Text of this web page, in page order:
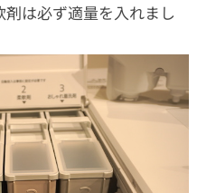
は必ず適量を入れまし